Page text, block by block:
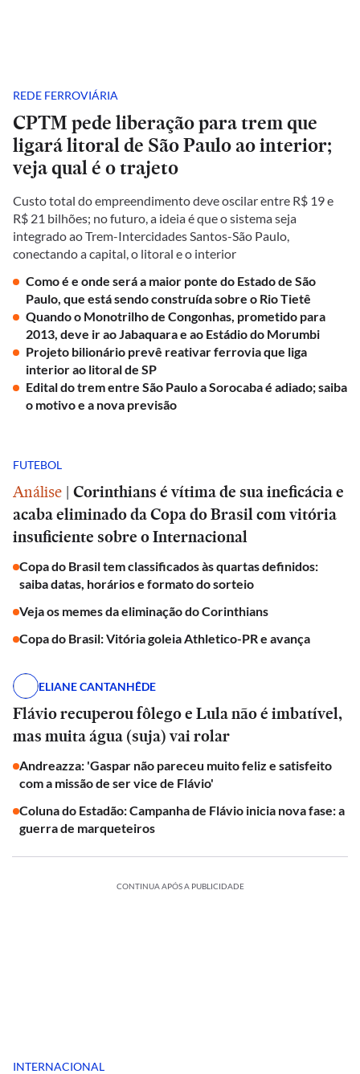
REDE FERROVIÁRIA
CPTM pede liberação para trem que
ligará litoral de São Paulo ao interior;
veja qual é o trajeto
Custo total do empreendimento deve oscilar entre R$ 19 e
R$ 21 bilhões; no futuro, a ideia é que o sistema seja
integrado ao Trem-Intercidades Santos-São Paulo,
conectando a capital, o litoral e o interior
Como é e onde será a maior ponte do Estado de São
Paulo, que está sendo construída sobre o Rio Tietê
Quando o Monotrilho de Congonhas, prometido para
2013, deve ir ao Jabaquara e ao Estádio do Morumbi
Projeto bilionário prevê reativar ferrovia que liga
interior ao litoral de SP
Edital do trem entre São Paulo a Sorocaba é adiado; saiba
o motivo e a nova previsão
FUTEBOL
Análise | Corinthians é vítima de sua ineficácia e
acaba eliminado da Copa do Brasil com vitória
insuficiente sobre o Internacional
Copa do Brasil tem classificados às quartas definidos:
saiba datas, horários e formato do sorteio
Veja os memes da eliminação do Corinthians
Copa do Brasil: Vitória goleia Athletico-PR e avança
ELIANE CANTANHÊDE
Flávio recuperou fôlego e Lula não é imbatível,
mas muita água (suja) vai rolar
Andreazza: 'Gaspar não pareceu muito feliz e satisfeito
com a missão de ser vice de Flávio'
Coluna do Estadão: Campanha de Flávio inicia nova fase: a
guerra de marqueteiros
CONTINUA APÓS A PUBLICIDADE
INTERNACIONAL